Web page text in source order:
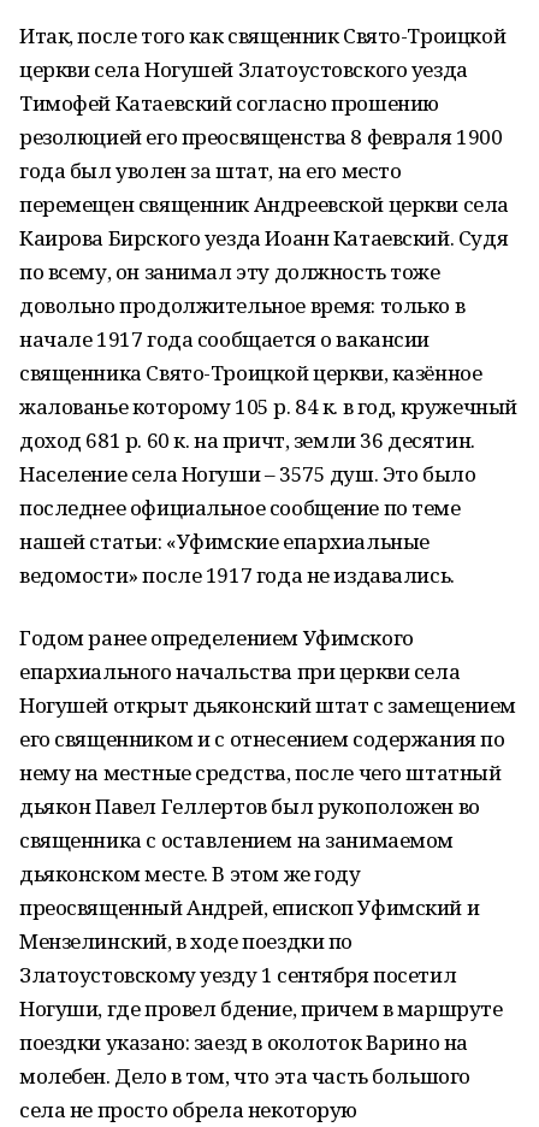
Итак, после того как священник Свято-Троицкой
церкви села Ногушей Златоустовского уезда
Тимофей Катаевский согласно прошению
резолюцией его преосвященства 8 февраля 1900
года был уволен за штат, на его место
перемещен священник Андреевской церкви села
Каирова Бирского уезда Иоанн Катаевский. Судя
по всему, он занимал эту должность тоже
довольно продолжительное время: только в
начале 1917 года сообщается о вакансии
священника Свято-Троицкой церкви, казённое
жалованье которому 105 р. 84 к. в год, кружечный
доход 681 р. 60 к. на причт, земли 36 десятин.
Население села Ногуши – 3575 душ. Это было
последнее официальное сообщение по теме
нашей статьи: «Уфимские епархиальные
ведомости» после 1917 года не издавались.
Годом ранее определением Уфимского
епархиального начальства при церкви села
Ногушей открыт дьяконский штат с замещением
его священником и с отнесением содержания по
нему на местные средства, после чего штатный
дьякон Павел Геллертов был рукоположен во
священника с оставлением на занимаемом
дьяконском месте. В этом же году
преосвященный Андрей, епископ Уфимский и
Мензелинский, в ходе поездки по
Златоустовскому уезду 1 сентября посетил
Ногуши, где провел бдение, причем в маршруте
поездки указано: заезд в околоток Варино на
молебен. Дело в том, что эта часть большого
села не просто обрела некоторую